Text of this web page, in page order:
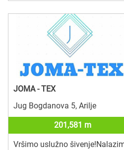
JOMA - TEX
Jug Bogdanova 5, Arilje
201,581 m
Vršimo uslužno